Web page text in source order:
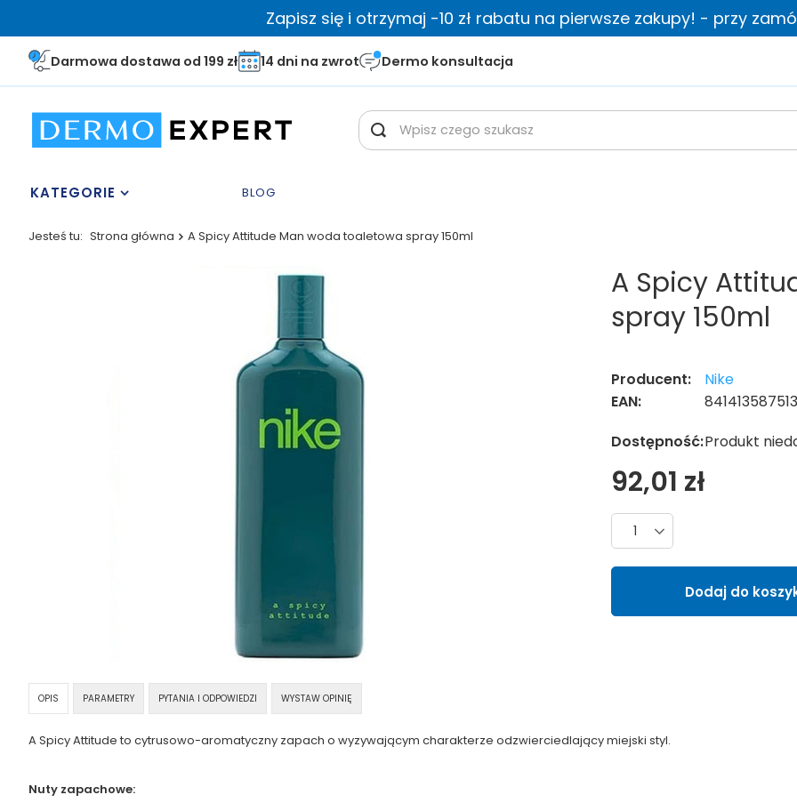
Zapisz się i otrzymaj -10 zł rabatu na pierwsze zakupy! - przy
Darmowa dostawa od 199 zł 14 dni na zwrot Dermo konsultacja
KATEGORIE BLOG
Jesteś tu: Strona główna A Spicy Attitude Man woda toaletowa spray 150ml
A Spicy
spray 150ml
Producent:
Nike
EAN:
Dostępność:Produkt
92,01 zł
Liczba produktów
Dodaj do
OPIS PARAMETRY PYTANIA I ODPOWIEDZI WYSTAW OPINIĘ
A Spicy Attitude to cytrusowo-aromatyczny zapach o wyzywającym charakterze odzwierciedlający miejski styl.
Nuty zapachowe: